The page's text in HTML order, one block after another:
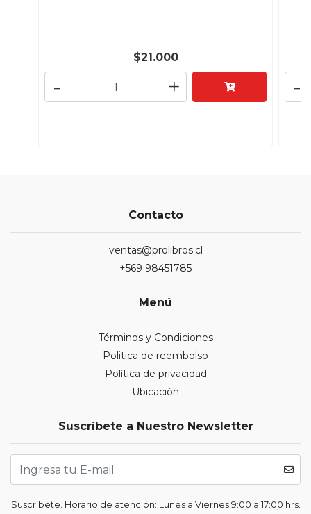
$21.000
+
- -
Contacto
ventas@prolibros.cl
+569 98451785
Menú
Términos y Condiciones
Politica de reembolso
Política de privacidad
Ubicación
Suscríbete a Nuestro Newsletter
Suscríbete. Horario de atención: Lunes a Viernes 9:00 a 17:00 hrs.